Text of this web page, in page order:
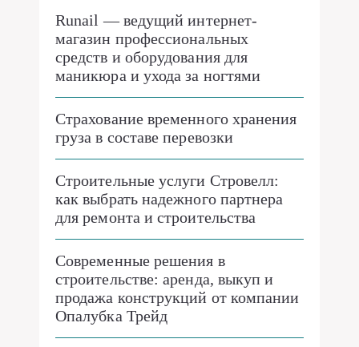
Runail — ведущий интернет-
магазин профессиональных
средств и оборудования для
маникюра и ухода за ногтями
Страхование временного хранения
груза в составе перевозки
Строительные услуги Стровелл:
как выбрать надежного партнера
для ремонта и строительства
Современные решения в
строительстве: аренда, выкуп и
продажа конструкций от компании
Опалубка Трейд